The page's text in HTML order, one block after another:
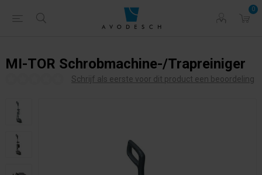
0
MI-TOR Schrobmachine-/Trapreiniger
Schrijf als eerste voor dit product een beoordeling